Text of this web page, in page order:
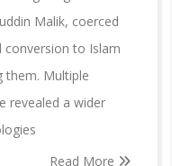
Malik, coerced
conversion to Islam
them. Multiple
revealed a wider
Read More